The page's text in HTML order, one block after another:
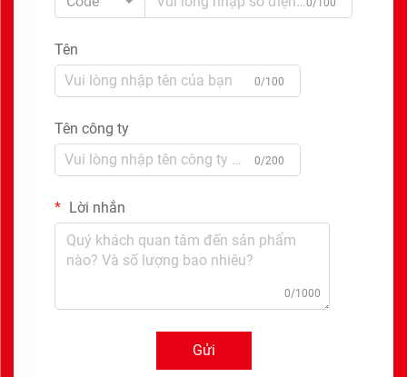
Tên
0/100
Tên công ty
0/200
Lời nhắn
0/1000
Gửi